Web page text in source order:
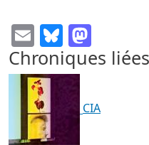
EmailBluesky
Chroniques liées
CIA